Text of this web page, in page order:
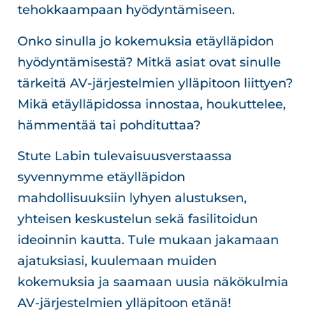
tehokkaampaan hyödyntämiseen.
Onko sinulla jo kokemuksia etäylläpidon
hyödyntämisestä? Mitkä asiat ovat sinulle
tärkeitä AV-järjestelmien ylläpitoon liittyen?
Mikä etäylläpidossa innostaa, houkuttelee,
hämmentää tai pohdituttaa?
Stute Labin tulevaisuusverstaassa
syvennymme etäylläpidon
mahdollisuuksiin lyhyen alustuksen,
yhteisen keskustelun sekä fasilitoidun
ideoinnin kautta. Tule mukaan jakamaan
ajatuksiasi, kuulemaan muiden
kokemuksia ja saamaan uusia näkökulmia
AV-järjestelmien ylläpitoon etänä!